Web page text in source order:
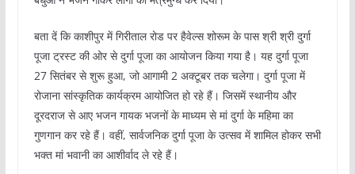
बता दें कि काशीपुर में गिरीताल रोड पर हैवेल्स शोरूम के पास श्री श्री दुर्गा
पूजा ट्रस्ट की ओर से दुर्गा पूजा का आयोजन किया गया है। यह दुर्गा पूजा
27 सितंबर से शुरू हुआ, जो आगामी 2 अक्टूबर तक चलेगा। दुर्गा पूजा में
रोजाना सांस्कृतिक कार्यक्रम आयोजित हो रहे हैं। जिसमें स्थानीय और
दूरदराज से आए भजन गायक भजनों के माध्यम से मां दुर्गा के महिमा का
गुणगान कर रहे हैं। वहीं, सार्वजनिक दुर्गा पूजा के उत्सव में शामिल होकर सभी
भक्त मां भवानी का आशीर्वाद ले रहे हैं।